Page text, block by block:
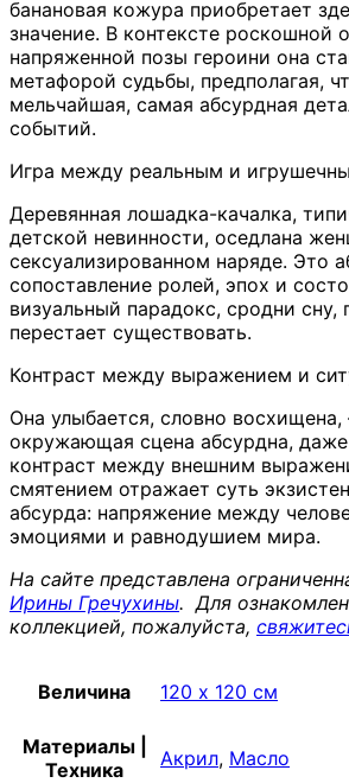
банановая кожура приобретает
значение. В контексте роскошной
напряженной позы героини она
метафорой судьбы, предполагая,
мельчайшая, самая абсурдная
событий.
Игра между реальным и
Деревянная лошадка-качалка,
детской невинности, оседлана
сексуализированном наряде. Это
сопоставление ролей, эпох и
визуальный парадокс, сродни сну,
перестает существовать.
Контраст между выражением и
Она улыбается, словно
окружающая сцена абсурдна,
контраст между внешним
смятением отражает суть
абсурда: напряжение между
эмоциями и равнодушием мира.
На сайте представлена
Ирины Гречухины. Для
коллекцией, пожалуйста,
Величина 120 х 120 см
Материалы |
Техника
Акрил, Масло